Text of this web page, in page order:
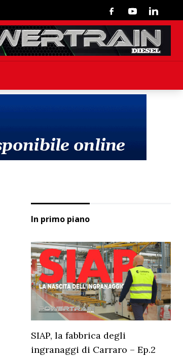
FacebookYoutubeLinkedin
In primo piano
SIAP, la fabbrica degli
ingranaggi di Carraro – Ep.2